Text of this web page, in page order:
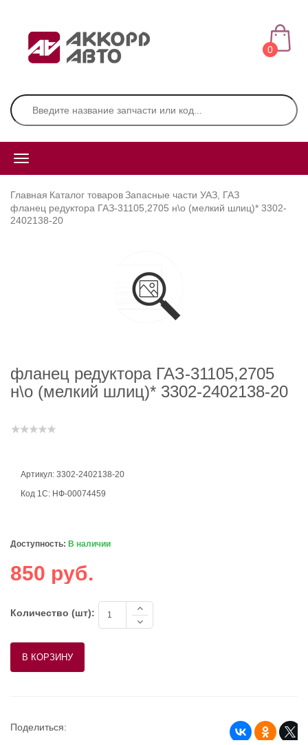
0
Главная Каталог товаровЗапасные части УАЗ, ГАЗ
фланец редуктора ГАЗ-31105,2705 н\о (мелкий шлиц)* 3302-
2402138-20
фланец редуктора ГАЗ-31105,2705
н\о (мелкий шлиц)* 3302-2402138-20
Артикул: 3302-2402138-20
Код 1С: НФ-00074459
Доступность: В наличии
850 руб.
Количество (шт):
Поделиться: